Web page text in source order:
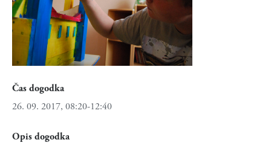
Čas dogodka
26. 09. 2017, 08:20-12:40
Opis dogodka